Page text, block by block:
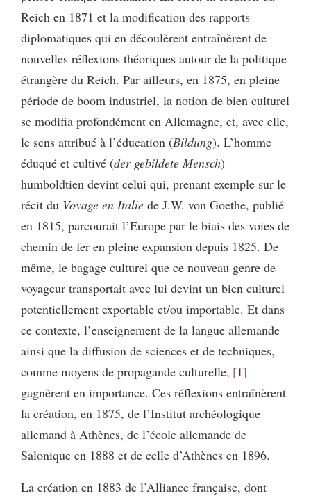
Reich en 1871 et la modification des rapports
diplomatiques qui en découlèrent entraînèrent de
nouvelles réflexions théoriques autour de la politique
étrangère du Reich. Par ailleurs, en 1875, en pleine
période de boom industriel, la notion de bien culturel
se modifia profondément en Allemagne, et, avec elle,
le sens attribué à l’éducation (Bildung). L’homme
éduqué et cultivé (der gebildete Mensch)
humboldtien devint celui qui, prenant exemple sur le
récit du Voyage en Italie de J.W. von Goethe, publié
en 1815, parcourait l’Europe par le biais des voies de
chemin de fer en pleine expansion depuis 1825. De
même, le bagage culturel que ce nouveau genre de
voyageur transportait avec lui devint un bien culturel
potentiellement exportable et/ou importable. Et dans
ce contexte, l’enseignement de la langue allemande
ainsi que la diffusion de sciences et de techniques,
comme moyens de propagande culturelle, 1
gagnèrent en importance. Ces réflexions entraînèrent
la création, en 1875, de l’Institut archéologique
allemand à Athènes, de l’école allemande de
Salonique en 1888 et de celle d’Athènes en 1896.
La création en 1883 de l’Alliance française, dont